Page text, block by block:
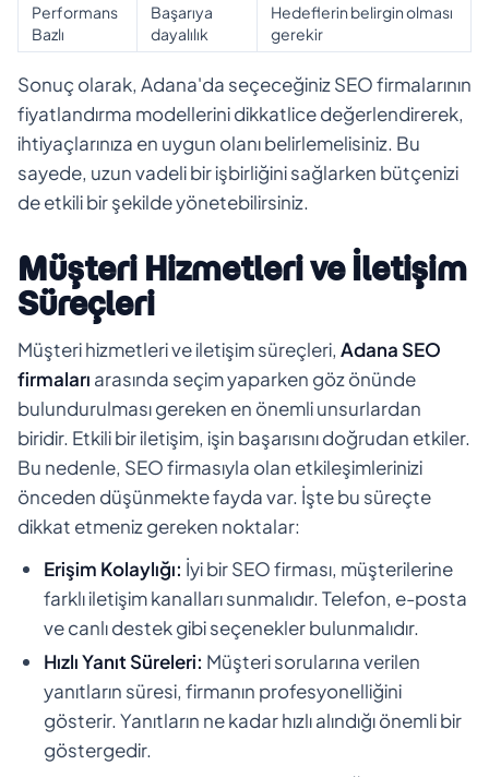
Performans
Bazlı
Başarıya
dayalılık
Hedeflerin belirgin olması
gerekir
Sonuç olarak, Adana'da seçeceğiniz SEO firmalarının
fiyatlandırma modellerini dikkatlice değerlendirerek,
ihtiyaçlarınıza en uygun olanı belirlemelisiniz. Bu
sayede, uzun vadeli bir işbirliğini sağlarken bütçenizi
de etkili bir şekilde yönetebilirsiniz.
Müşteri Hizmetleri ve İletişim
Süreçleri
Müşteri hizmetleri ve iletişim süreçleri, Adana SEO
firmaları arasında seçim yaparken göz önünde
bulundurulması gereken en önemli unsurlardan
biridir. Etkili bir iletişim, işin başarısını doğrudan etkiler.
Bu nedenle, SEO firmasıyla olan etkileşimlerinizi
önceden düşünmekte fayda var. İşte bu süreçte
dikkat etmeniz gereken noktalar:
Erişim Kolaylığı: İyi bir SEO firması, müşterilerine
farklı iletişim kanalları sunmalıdır. Telefon, e-posta
ve canlı destek gibi seçenekler bulunmalıdır.
Hızlı Yanıt Süreleri: Müşteri sorularına verilen
yanıtların süresi, firmanın profesyonelliğini
gösterir. Yanıtların ne kadar hızlı alındığı önemli bir
göstergedir.